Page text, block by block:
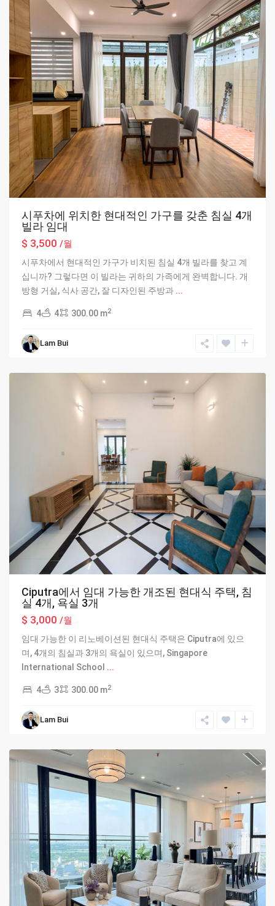
시푸차에 위치한 현대적인 가구를 갖춘 침실 4개
빌라 임대
$ 3,500 /월
시푸차에서 현대적인 가구가 비치된 침실 4개 빌라를 찾고 계
십니까? 그렇다면 이 빌라는 귀하의 가족에게 완벽합니다. 개
방형 거실, 식사 공간, 잘 디자인된 주방과 ...
4 4 300.00 m2
Lam Bui
Ciputra
Ciputra에서 임대 가능한 개조된 현대식 주택, 침
실 4개, 욕실 3개
$ 3,000 /월
임대 가능한 이 리노베이션된 현대식 주택은 Ciputra에 있으
며, 4개의 침실과 3개의 욕실이 있으며, Singapore
International School ...
4 3 300.00 m2
Lam Bui
Tay
-
West
Lake,